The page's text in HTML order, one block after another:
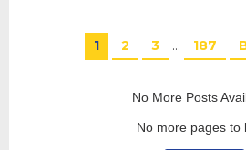
1 2 3 … 187
No More Posts
No more pages to